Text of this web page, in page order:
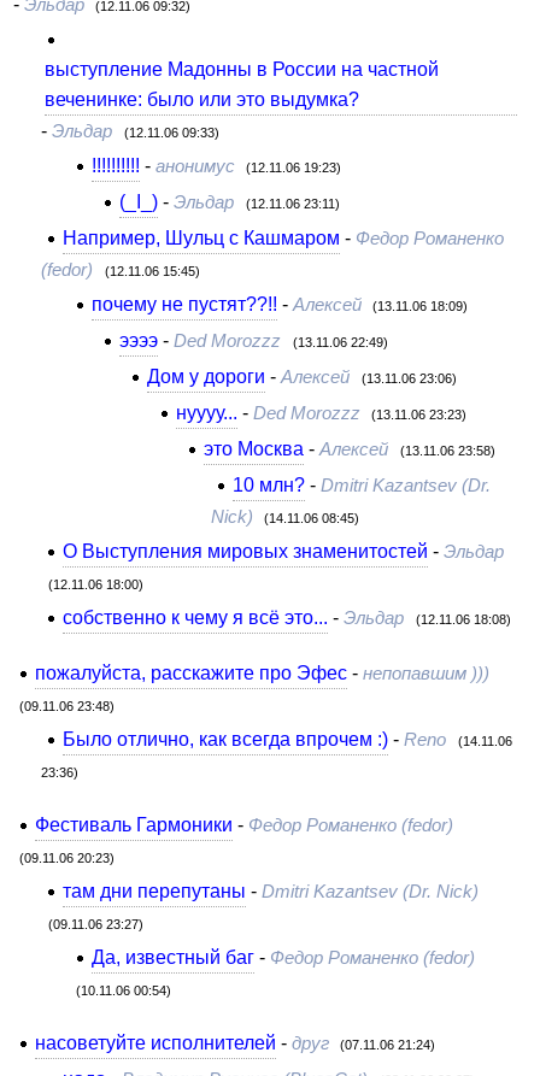
Эльдар (12.11.06 09:32)
выступление Мадонны в России на частной
веченинке: было или это выдумка?
-Эльдар (12.11.06 09:33)
!!!!!!!!!! - анонимус (12.11.06 19:23)
(_I_)- Эльдар (12.11.06 23:11)
Например, Шульц с Кашмаром - Федор Романенко
(fedor)
(12.11.06 15:45)
почему не пустят??!! - Алексей (13.11.06 18:09)
ээээ- Ded Morozzz (13.11.06 22:49)
Дом у дороги -Алексей (13.11.06 23:06)
нуууу... - Ded Morozzz (13.11.06 23:23)
это Москва -Алексей (13.11.06 23:58)
10 млн?- Dmitri Kazantsev (Dr.
Nick)
(14.11.06 08:45)
О Выступления мировых знаменитостей -Эльдар
(12.11.06 18:00)
собственно к чему я всё это... -Эльдар (12.11.06 18:08)
пожалуйста, расскажите про Эфес- непопавшим )))
(09.11.06 23:48)
Было отлично, как всегда впрочем :) -Reno (14.11.06
23:36)
Фестиваль Гармоники - Федор Романенко (fedor)
(09.11.06 20:23)
там дни перепутаны -Dmitri Kazantsev (Dr. Nick)
(09.11.06 23:27)
Да, известный баг- Федор Романенко (fedor)
(10.11.06 00:54)
насоветуйте исполнителей - друг (07.11.06 21:24)